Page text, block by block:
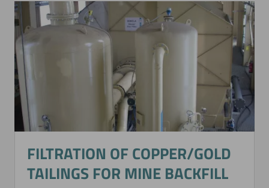
FILTRATION OF COPPER/GOLD
TAILINGS FOR MINE BACKFILL